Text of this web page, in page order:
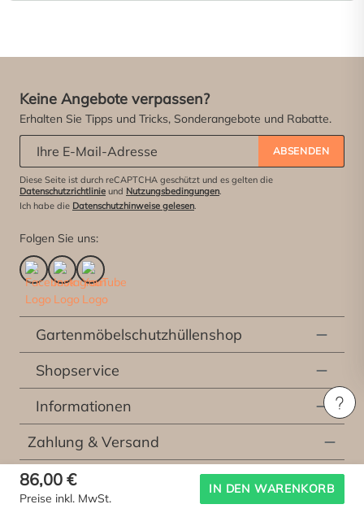
86,00 €
Preise inkl. MwSt.
IN DEN WARENKORB
Keine Angebote verpassen?
Erhalten Sie Tipps und Tricks, Sonderangebote und Rabatte.
ABSENDEN
Diese Seite ist durch reCAPTCHA geschützt und es gelten die
Datenschutzrichtlinie und Nutzungsbedingungen.
Ich habe die Datenschutzhinweise gelesen.
Folgen Sie uns:
Gartenmöbelschutzhüllenshop
Shopservice
Informationen
Zahlung & Versand
* Alle Preise inkl. der gesetzlichen Mehrwertsteuer, exklusiveVersandkostenund
etwaiger Kosten für die Lieferung vor Ort, sofern nicht anders beschrieben